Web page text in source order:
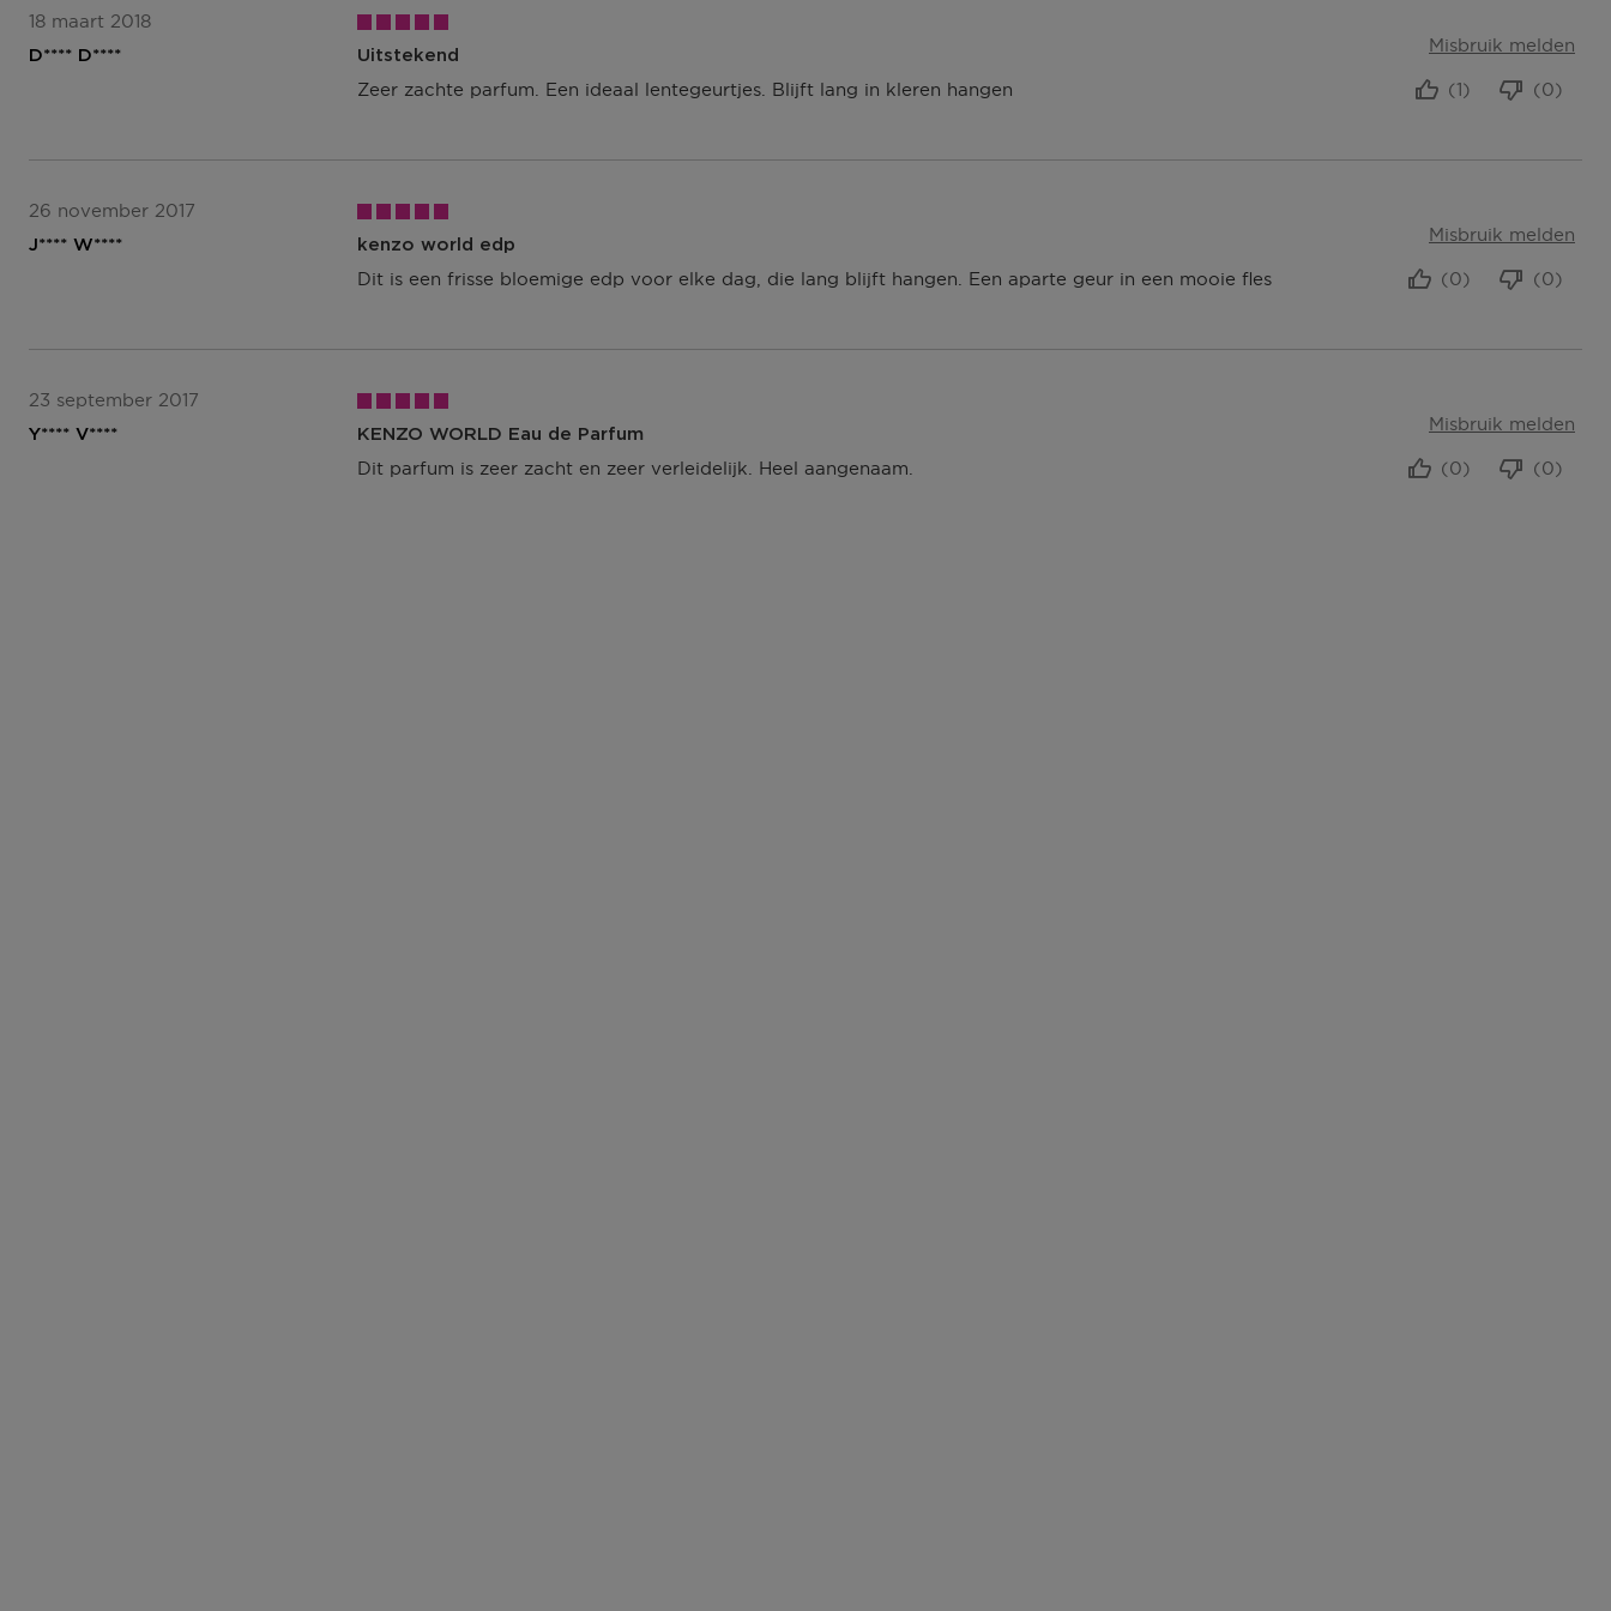
18 maart 2018
Uitstekend
Zeer zachte parfum. Een ideaal lentegeurtjes. Blijft lang in kleren hangen
D**** D****
Misbruik melden
(0)
(1)
26 november 2017
kenzo world edp
Dit is een frisse bloemige edp voor elke dag, die lang blijft hangen. Een aparte geur in een mooie fles
J**** W****
Misbruik melden
(0)
(0)
23 september 2017
KENZO WORLD Eau de Parfum
Dit parfum is zeer zacht en zeer verleidelijk. Heel aangenaam.
Y**** V****
Misbruik melden
(0)
(0)